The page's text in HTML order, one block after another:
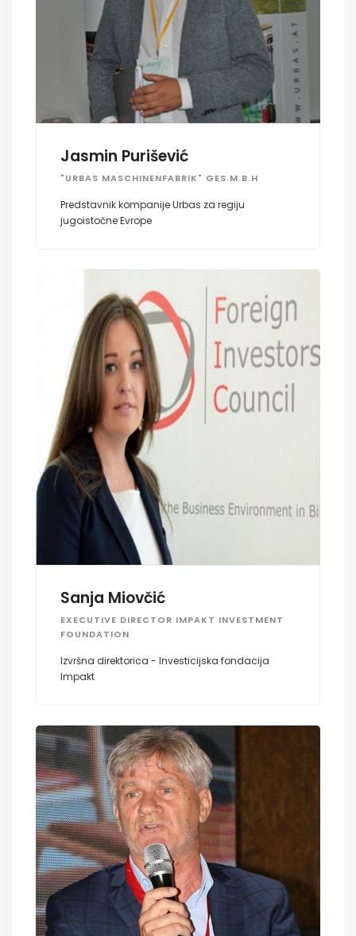
Jasmin Purišević
"URBAS MASCHINENFABRIK" GES.M.B.H
Predstavnik kompanije Urbas za regiju
jugoistočne Evrope
Sanja Miovčić
EXECUTIVE DIRECTOR IMPAKT INVESTMENT
FOUNDATION
Izvršna direktorica - Investicijska fondacija
Impakt